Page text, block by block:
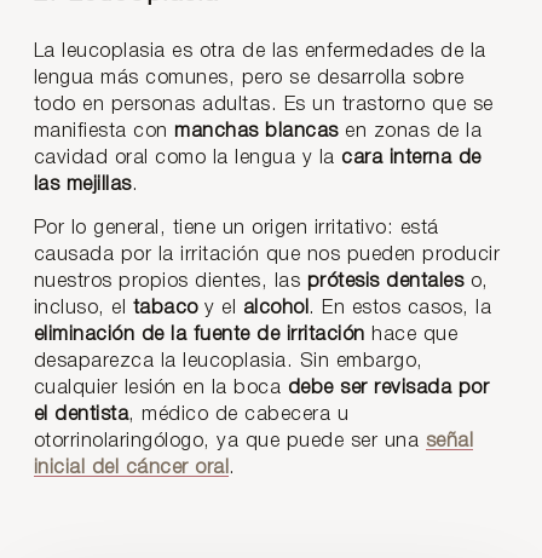
La leucoplasia es otra de las enfermedades de la
lengua más comunes, pero se desarrolla sobre
todo en personas adultas. Es un trastorno que se
manifiesta conmanchas blancasen zonas de la
cavidad oral como la lengua y la cara interna de
las mejillas.
Por lo general, tiene un origen irritativo: está
causada por la irritación que nos pueden producir
nuestros propios dientes, las prótesis dentales o,
incluso, el tabacoy el alcohol . En estos casos, la
eliminación de la fuente de irritación hace que
desaparezca la leucoplasia. Sin embargo,
cualquier lesión en la boca debe ser revisada por
el dentista, médico de cabecera u
otorrinolaringólogo, ya que puede ser una señal
inicial del cáncer oral .